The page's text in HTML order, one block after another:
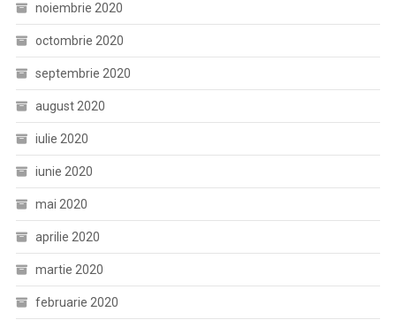
noiembrie 2020
octombrie 2020
septembrie 2020
august 2020
iulie 2020
iunie 2020
mai 2020
aprilie 2020
martie 2020
februarie 2020